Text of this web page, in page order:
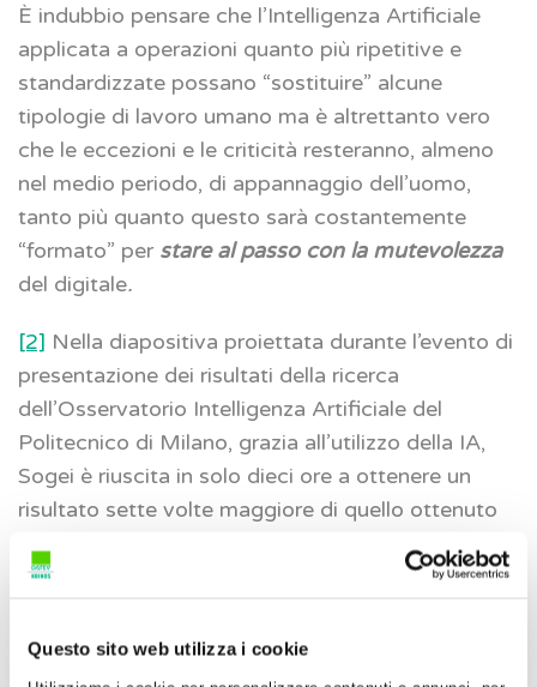
Questo sito web utilizza i cookie
È indubbio pensare che l’Intelligenza Artificiale
applicata a operazioni quanto più ripetitive e
standardizzate possano “sostituire” alcune
tipologie di lavoro umano ma è altrettanto vero
che le eccezioni e le criticità resteranno, almeno
nel medio periodo, di appannaggio dell’uomo,
tanto più quanto questo sarà costantemente
“formato” per stare al passo con la mutevolezza
del digitale.
[2] Nella diapositiva proiettata durante l’evento di
presentazione dei risultati della ricerca
dell’Osservatorio Intelligenza Artificiale del
Politecnico di Milano, grazia all’utilizzo della IA,
Sogei è riuscita in solo dieci ore a ottenere un
risultato sette volte maggiore di quello ottenuto
da “n” persone in 12 giorni: circa 6,5mila fabbricati
con problematiche contro le 940 rilevate
3. L’Intelligenza Artificiale e gli studi